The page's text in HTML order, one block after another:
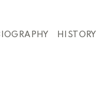
HISTORY